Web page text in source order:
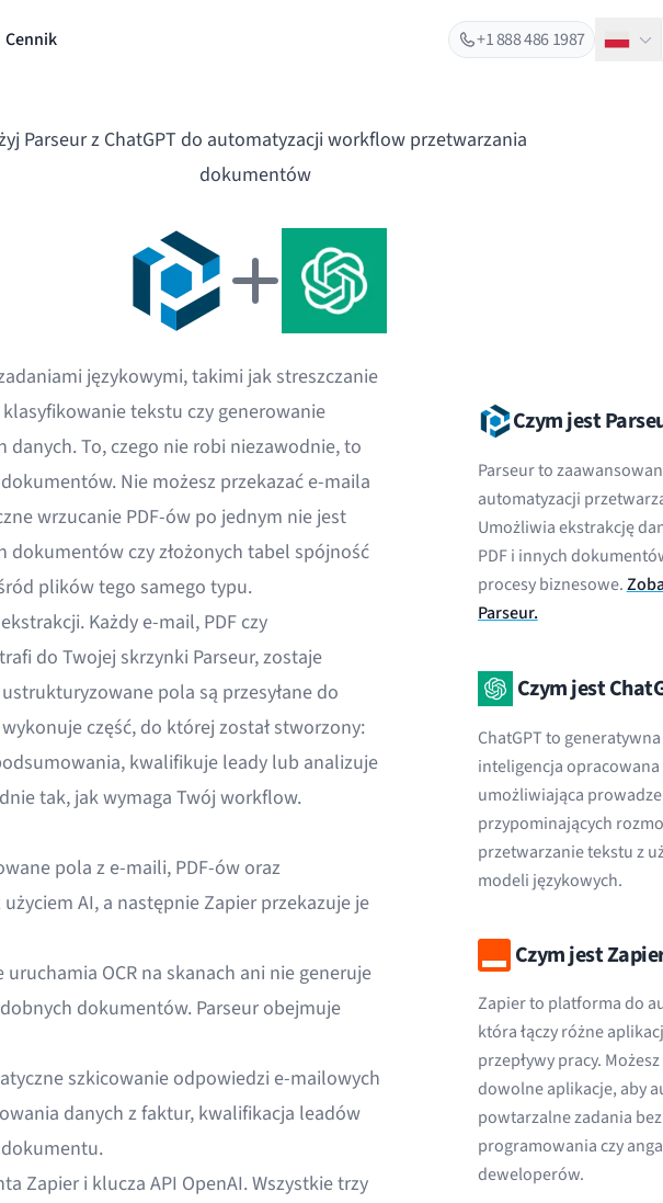
Cennik +1 888 486 1987 Polski
Parseur z ChatGPT do automatyzacji workflow przetwarzania
dokumentów
językowymi, takimi jak streszczanie
tekstu czy generowanie
To, czego nie robi niezawodnie, to
Nie możesz przekazać e-maila
wrzucanie PDF-ów po jednym nie jest
dokumentów czy złożonych tabel spójność
plików tego samego typu.
Każdy e-mail, PDF czy
do Twojej skrzynki Parseur, zostaje
pola są przesyłane do
część, do której został stworzony:
kwalifikuje leady lub analizuje
tak, jak wymaga Twój workflow.
pola z e-maili, PDF-ów oraz
AI, a następnie Zapier przekazuje je
OCR na skanach ani nie generuje
dokumentów. Parseur obejmuje
szkicowanie odpowiedzi e-mailowych
danych z faktur, kwalifikacja leadów
Zapier i klucza API OpenAI. Wszystkie trzy
Czym jest
Parseur to
automatyzacji
Umożliwia ekstrakcję
PDF i innych
procesy biznesowe.
Parseur.
Czym jest
ChatGPT to
inteligencja opracowana
umożliwiająca
przypominających
przetwarzanie tekstu z
modeli językowych.
Czym jest
Zapier to platforma do
która łączy różne
przepływy pracy.
dowolne aplikacje, aby
powtarzalne zadania
programowania czy
deweloperów.